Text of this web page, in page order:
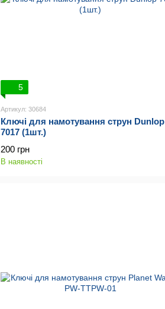
5
Артикул: 30684
Ключі для намотування струн Dunlop
7017 (1шт.)
200 грн
В наявності